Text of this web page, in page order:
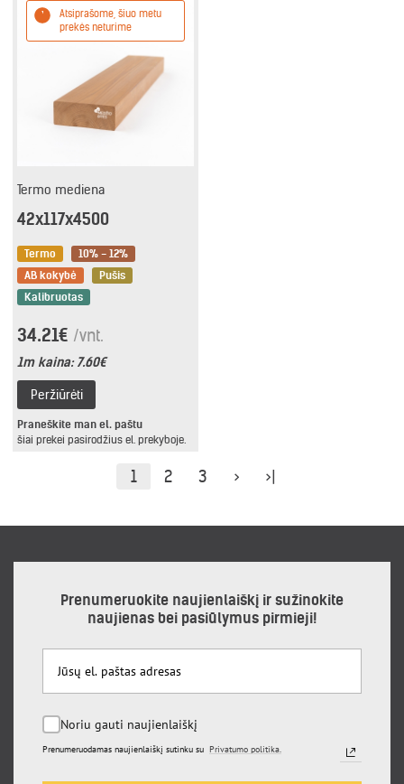
Atsiprašome, šiuo metu
prekės neturime
Termo mediena
42x117x4500
Termo
10% - 12%
AB kokybė
Pušis
Kalibruotas
34.21€ /vnt.
1m kaina:7.60€
Peržiūrėti
Praneškite man el. paštu
šiai prekei pasirodžius el. prekyboje.
1 2 3 > >|
Prenumeruokite naujienlaiškį ir sužinokite
naujienas bei pasiūlymus pirmieji!
Noriu gauti naujienlaiškį
Prenumeruodamas naujienlaiškį sutinku su Privatumo politika.